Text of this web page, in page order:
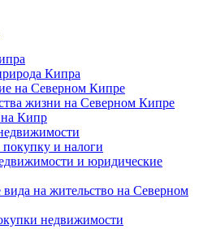
Кипра
на Северном Кипре
жизни на Северном Кипре
на Кипр
покупку и налоги
и юридические
на жительство на Северном
недвижимости